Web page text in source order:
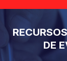
DE